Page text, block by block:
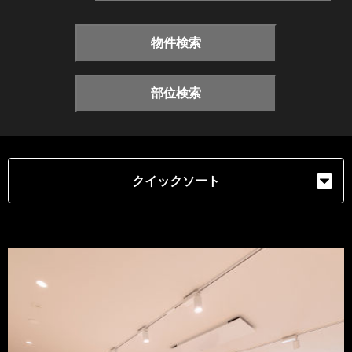
物件検索
部位検索
クイックソート